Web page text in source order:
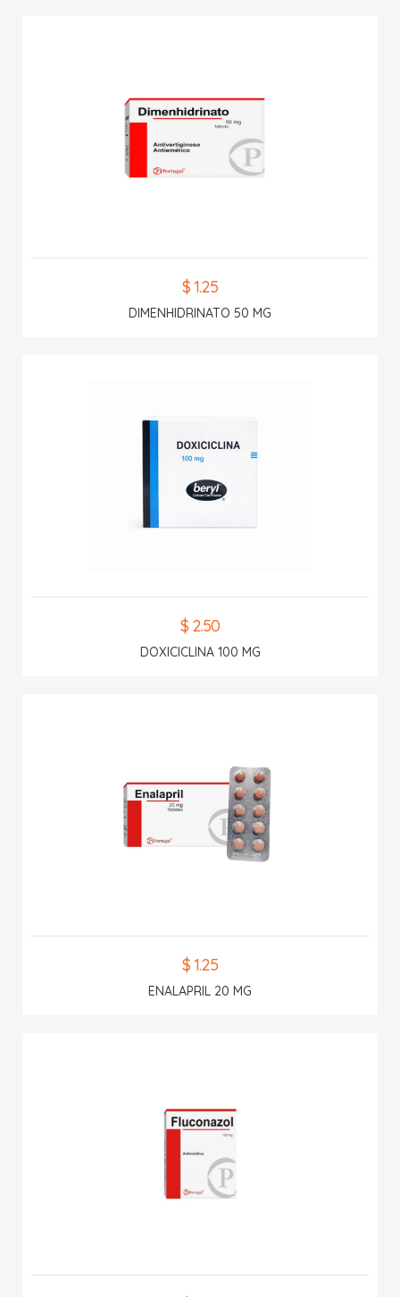
$ 1.25
DIMENHIDRINATO 50 MG
$ 2.50
DOXICICLINA 100 MG
$ 1.25
ENALAPRIL 20 MG